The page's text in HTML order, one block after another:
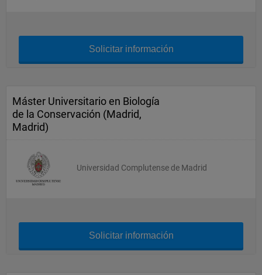
Solicitar información
Máster Universitario en Biología
de la Conservación (Madrid,
Madrid)
Universidad Complutense de Madrid
Solicitar información